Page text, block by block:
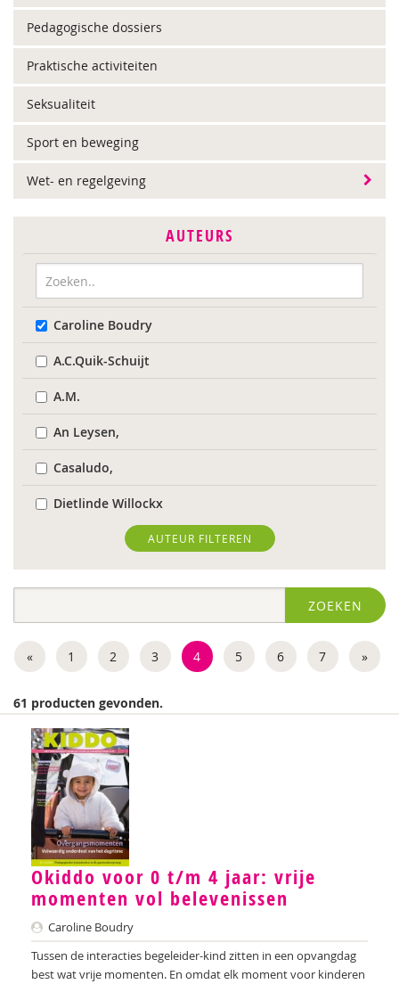
Pedagogische dossiers
Praktische activiteiten
Seksualiteit
Sport en beweging
Wet- en regelgeving
AUTEURS
Caroline Boudry
A.C.Quik-Schuijt
A.M.
An Leysen,
Casaludo,
Dietlinde Willockx
Landelijk Kenniscentrum LVB
Respect Foundation
Weija Steffens
Brenda Abrahamse-Van Beek
Marijke Adema
Ilse Aerden
Pauline van Aken
Evelyn Akkermans
Robbert Almekinders
Teatske Altenburg
Creative Learning and Play
AUTEUR FILTEREN
ZOEKEN
« 1 2 3 4 5 6 7 »
61 producten gevonden.
Okiddo voor 0 t/m 4 jaar: vrije
momenten vol belevenissen
Caroline Boudry
Tussen de interacties begeleider-kind zitten in een opvangdag
best wat vrije momenten. En omdat elk moment voor kinderen